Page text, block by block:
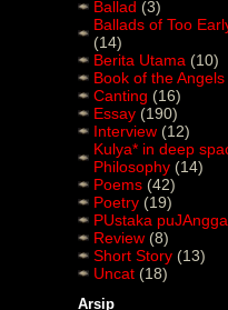
Ballad (3)
Ballads of Too
(14)
Berita Utama (10)
Book of the Angels
Canting (16)
Essay (190)
Interview (12)
Kulya* in deep
Philosophy (14)
Poems (42)
Poetry (19)
PUstaka puJAngga
Review (8)
Short Story (13)
Uncat (18)
Arsip